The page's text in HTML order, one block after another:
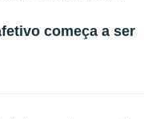
começa a ser